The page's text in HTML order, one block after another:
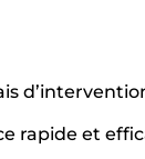
rapide et